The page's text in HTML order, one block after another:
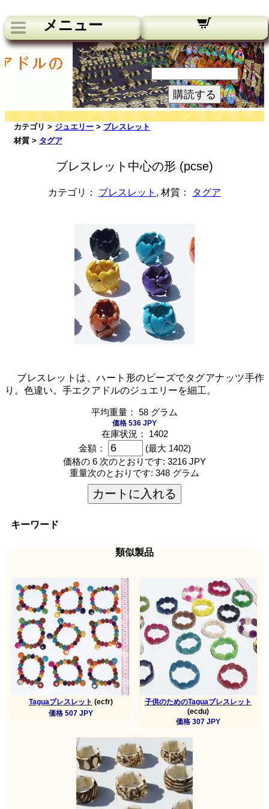
メニュー
私たちのニュースレター：
あなたのメールアドレス:
購読する
カテゴリ > ジュエリー > ブレスレット
材質 > タグア
ブレスレット中心の形 (pcse)
カテゴリ： ブレスレット , 材質： タグア
ブレスレットは、ハート形のビーズでタグアナッツ手作
り。色違い。手エクアドルのジュエリーを細工。
平均重量： 58 グラム
価格 536 JPY
在庫状況： 1402
金額：
(最大 1402)
価格の 6 次のとおりです: 3216 JPY
重量次のとおりです: 348 グラム
カートに入れる
キーワード
類似製品
Taguaブレスレット (ecfr)
価格 507 JPY
子供のためのTaguaブレスレット
(ecdu)
価格 307 JPY